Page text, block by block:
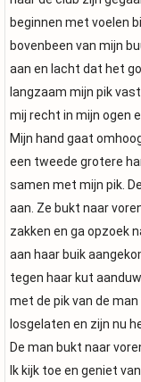
beginnen met voelen
bovenbeen van mijn
aan en lacht dat het
langzaam mijn pik
mij recht in mijn ogen
Mijn hand gaat
een tweede grotere
samen met mijn pik.
aan. Ze bukt naar
zakken en ga opzoek
aan haar buik
tegen haar kut
met de pik van de
losgelaten en zijn nu
De man bukt naar
Ik kijk toe en geniet